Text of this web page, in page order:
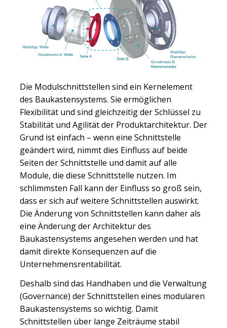
Die Modulschnittstellen sind ein Kernelement
des Baukastensystems. Sie ermöglichen
Flexibilität und sind gleichzeitig der Schlüssel zu
Stabilität und Agilität der Produktarchitektur. Der
Grund ist einfach – wenn eine Schnittstelle
geändert wird, nimmt dies Einfluss auf beide
Seiten der Schnittstelle und damit auf alle
Module, die diese Schnittstelle nutzen. Im
schlimmsten Fall kann der Einfluss so groß sein,
dass er sich auf weitere Schnittstellen auswirkt.
Die Änderung von Schnittstellen kann daher als
eine Änderung der Architektur des
Baukastensystems angesehen werden und hat
damit direkte Konsequenzen auf die
Unternehmensrentabilität.
Deshalb sind das Handhaben und die Verwaltung
(Governance) der Schnittstellen eines modularen
Baukastensystems so wichtig. Damit
Schnittstellen über lange Zeiträume stabil